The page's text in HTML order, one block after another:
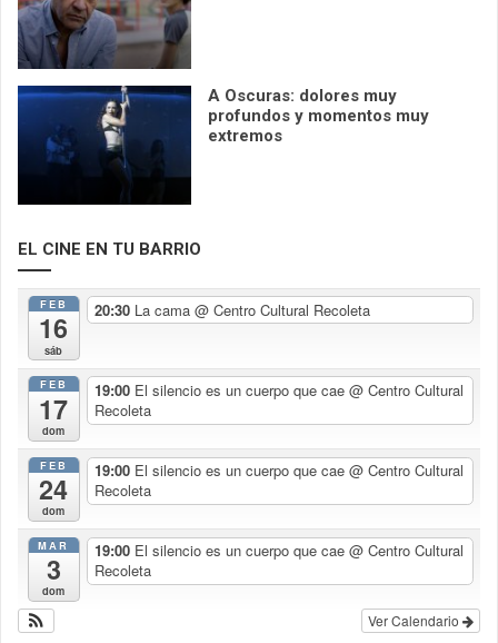
A Oscuras: dolores muy
profundos y momentos muy
extremos
EL CINE EN TU BARRIO
FEB
16
sáb
20:30 La cama @ Centro Cultural Recoleta
FEB
17
dom
19:00 El silencio es un cuerpo que cae @ Centro Cultural
Recoleta
FEB
24
dom
19:00 El silencio es un cuerpo que cae @ Centro Cultural
Recoleta
MAR
3
dom
19:00 El silencio es un cuerpo que cae @ Centro Cultural
Recoleta
Ver Calendario